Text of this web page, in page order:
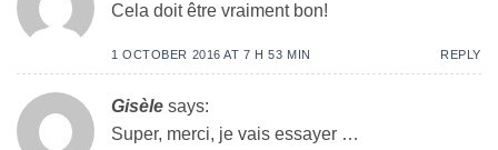
Cela doit être vraiment bon!
1 OCTOBER 2016 AT 7 H 53 MIN REPLY
Gisèle says:
Super, merci, je vais essayer …